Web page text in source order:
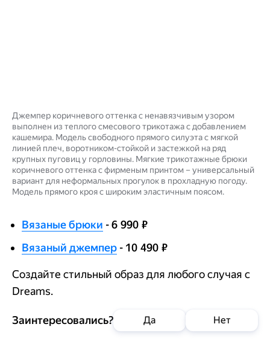
Джемпер коричневого оттенка с ненавязчивым узором
выполнен из теплого смесового трикотажа с добавлением
кашемира. Модель свободного прямого силуэта с мягкой
линией плеч, воротником-стойкой и застежкой на ряд
крупных пуговиц у горловины. Мягкие трикотажные брюки
коричневого оттенка с фирменым принтом – универсальный
вариант для неформальных прогулок в прохладную погоду.
Модель прямого кроя с широким эластичным поясом.
Вязаные брюки - 6 990 ₽
Вязаный джемпер - 10 490 ₽
Создайте стильный образ для любого случая с
Dreams.
Заинтересовались? Да Нет